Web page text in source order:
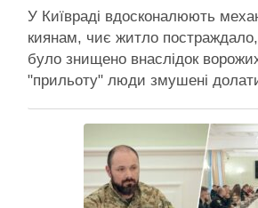
У Київраді вдосконалюють
киянам, чиє житло постраждало,
було знищено внаслідок
"прильоту" люди змушені
незрозумілі більшості, перепони
вдосконалюють механізми
чиє житло постраждало, або й
знищено внаслідок ворожих …